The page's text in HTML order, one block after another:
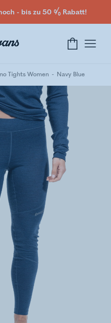
- bis zu 50 % Rabatt!
Tights Women Navy Blue